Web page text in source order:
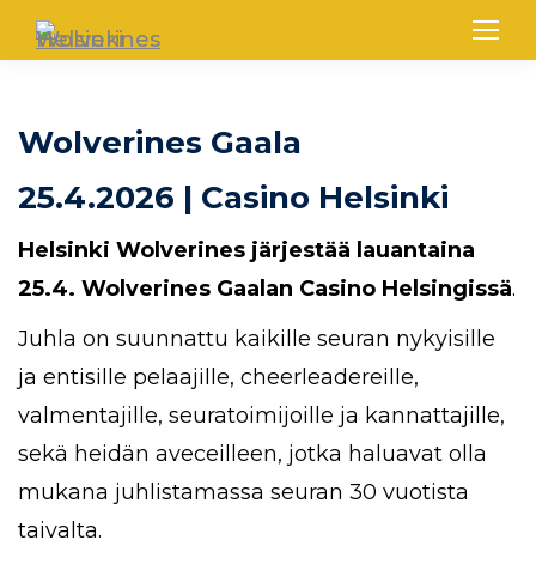
Wolverines Gaala
25.4.2026 | Casino Helsinki
Helsinki Wolverines järjestää lauantaina
25.4. Wolverines Gaalan Casino Helsingissä.
Juhla on suunnattu kaikille seuran nykyisille
ja entisille pelaajille, cheerleadereille,
valmentajille, seuratoimijoille ja kannattajille,
sekä heidän aveceilleen, jotka haluavat olla
mukana juhlistamassa seuran 30 vuotista
taivalta.